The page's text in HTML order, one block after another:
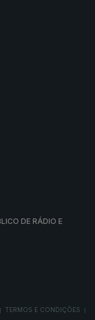
DE RÁDIO E
TERMOS E CONDIÇÕES